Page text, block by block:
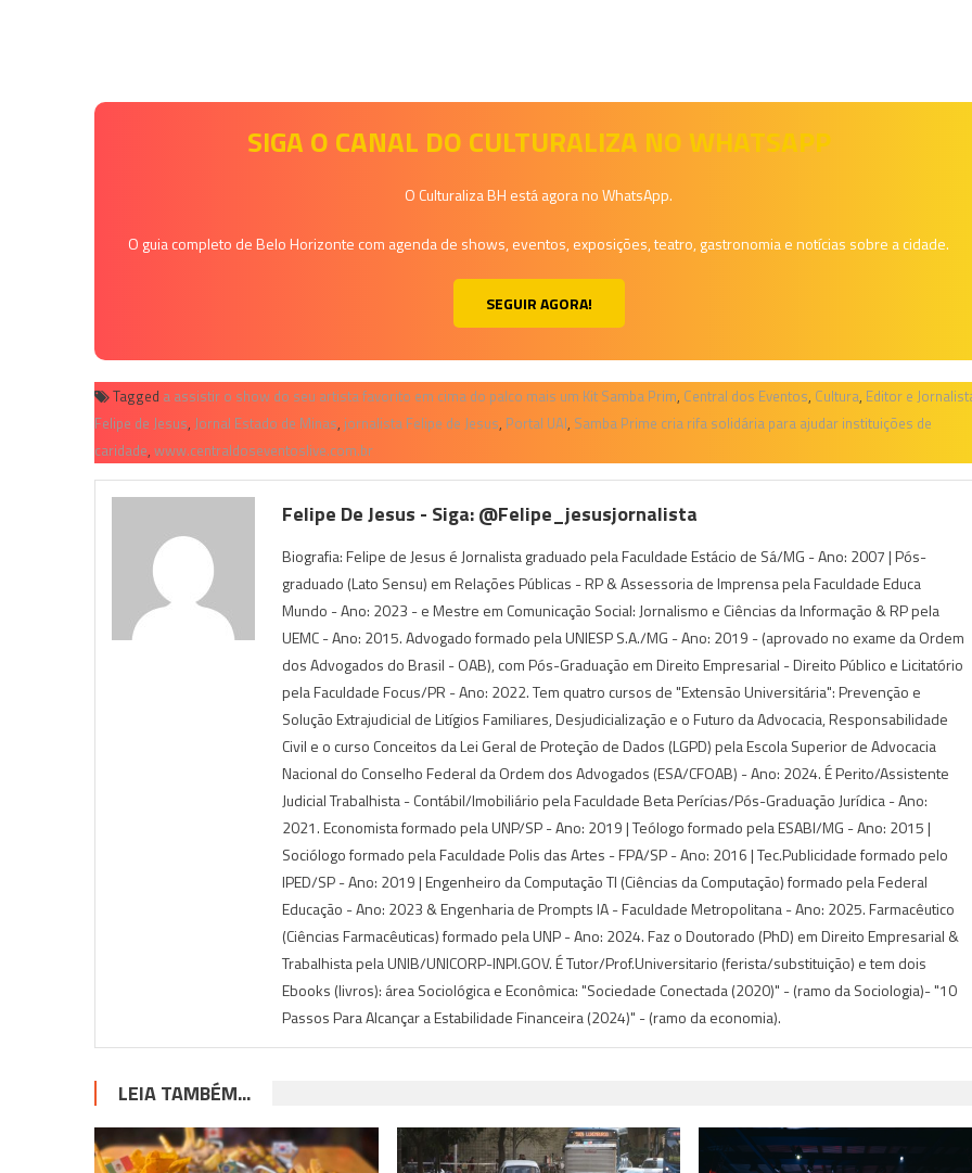
SIGA O CANAL DO CULTURALIZA NO WHATSAPP
O Culturaliza BH está agora no WhatsApp.
O guia completo de Belo Horizonte com agenda de shows, eventos, exposições, teatro, gastronomia e notícias sobre a cidade.
SEGUIR AGORA!
Tagged a assistir o show do seu artista favorito em cima do palco mais um Kit Samba Prim, Central dos Eventos, Cultura, Editor e
Felipe de Jesus, Jornal Estado de Minas, jornalista Felipe de Jesus, Portal UAI, Samba Prime cria rifa solidária para ajudar instituições de
caridade, www.centraldoseventoslive.com.br
Felipe De Jesus - Siga: @felipe_jesusjornalista
Biografia: Felipe de Jesus é Jornalista graduado pela Faculdade Estácio de Sá/MG - Ano: 2007 | Pós-
graduado (Lato Sensu) em Relações Públicas - RP & Assessoria de Imprensa pela Faculdade Educa
Mundo - Ano: 2023 - e Mestre em Comunicação Social: Jornalismo e Ciências da Informação & RP pela
UEMC - Ano: 2015. Advogado formado pela UNIESP S.A./MG - Ano: 2019 - (aprovado no exame da Ordem
dos Advogados do Brasil - OAB), com Pós-Graduação em Direito Empresarial - Direito Público e Licitatório
pela Faculdade Focus/PR - Ano: 2022. Tem quatro cursos de "Extensão Universitária": Prevenção e
Solução Extrajudicial de Litígios Familiares, Desjudicialização e o Futuro da Advocacia, Responsabilidade
Civil e o curso Conceitos da Lei Geral de Proteção de Dados (LGPD) pela Escola Superior de Advocacia
Nacional do Conselho Federal da Ordem dos Advogados (ESA/CFOAB) - Ano: 2024. É Perito/Assistente
Judicial Trabalhista - Contábil/Imobiliário pela Faculdade Beta Perícias/Pós-Graduação Jurídica - Ano:
2021. Economista formado pela UNP/SP - Ano: 2019 | Teólogo formado pela ESABI/MG - Ano: 2015 |
Sociólogo formado pela Faculdade Polis das Artes - FPA/SP - Ano: 2016 | Tec.Publicidade formado pelo
IPED/SP - Ano: 2019 | Engenheiro da Computação TI (Ciências da Computação) formado pela Federal
Educação - Ano: 2023 & Engenharia de Prompts IA - Faculdade Metropolitana - Ano: 2025. Farmacêutico
(Ciências Farmacêuticas) formado pela UNP - Ano: 2024. Faz o Doutorado (PhD) em Direito Empresarial &
Trabalhista pela UNIB/UNICORP-INPI.GOV. É Tutor/Prof.Universitario (ferista/substituição) e tem dois
Ebooks (livros): área Sociológica e Econômica: "Sociedade Conectada (2020)" - (ramo da Sociologia)- "10
Passos Para Alcançar a Estabilidade Financeira (2024)" - (ramo da economia).
LEIA TAMBÉM...